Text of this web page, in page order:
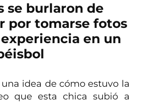
se burlaron de
por tomarse fotos
en un
idea de cómo estuvo la
que esta chica subió a